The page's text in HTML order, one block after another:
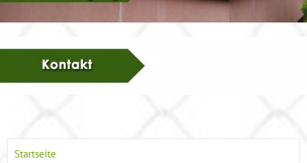
Startseite